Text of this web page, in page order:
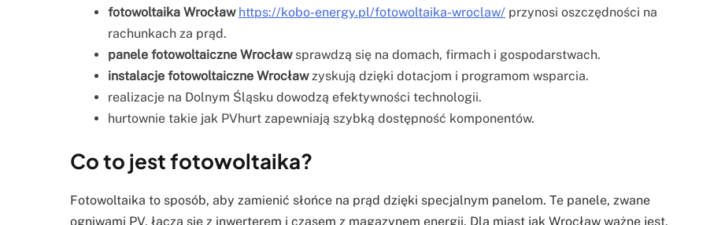
fotowoltaika Wrocław https://kobo-energy.pl/fotowoltaika-wroclaw/ przynosi oszczędności na
rachunkach za prąd.
panele fotowoltaiczne Wrocławsprawdzą się na domach, firmach i gospodarstwach.
instalacje fotowoltaiczne Wrocławzyskują dzięki dotacjom i programom wsparcia.
realizacje na Dolnym Śląsku dowodzą efektywności technologii.
hurtownie takie jak PVhurt zapewniają szybką dostępność komponentów.
Co to jest fotowoltaika?
Fotowoltaika to sposób, aby zamienić słońce na prąd dzięki specjalnym panelom. Te panele, zwane
ogniwami PV, łączą się z inwerterem i czasem z magazynem energii. Dla miast jak Wrocław ważne jest,